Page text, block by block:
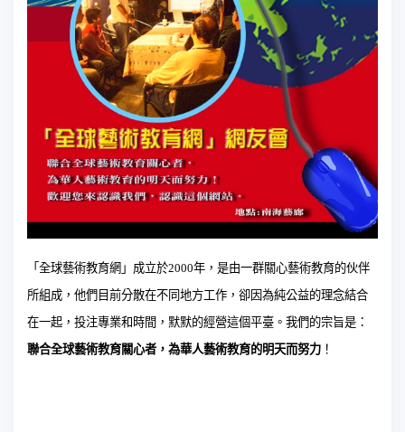
「全球藝術教育網」成立於2000年，是由一群關心藝術教育的伙伴
所組成，他們目前分散在不同地方工作，卻因為純公益的理念結合
在一起，投注專業和時間，默默的經營這個平臺。 我們的宗旨是：
聯合全球藝術教育關心者，為華人藝術教育的明天而努力 ！